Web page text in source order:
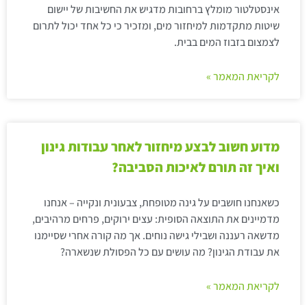
אינסטלטור מומלץ ברחובות מדגיש את החשיבות של יישום
שיטות מתקדמות למיחזור מים, ומזכיר כי כל אחד יכול לתרום
לצמצום בזבוז המים בבית.
לקריאת המאמר »
מדוע חשוב לבצע מיחזור לאחר עבודות גינון
ואיך זה תורם לאיכות הסביבה?
כשאנחנו חושבים על גינה מטופחת, צבעונית ונקייה – אנחנו
מדמיינים את התוצאה הסופית: עצים ירוקים, פרחים מרהיבים,
מדשאה רעננה ושבילי גישה נוחים. אך מה קורה אחרי שסיימנו
את עבודת הגינון? מה עושים עם כל הפסולת שנשארה?
לקריאת המאמר »